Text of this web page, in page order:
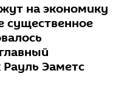
на экономику
существенное
Эаметс